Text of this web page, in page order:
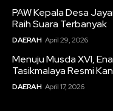
PAW Kepala Desa
Raih Suara Terbanyak
DAERAH April 29, 2026
Menuju Musda XVI,
Tasikmalaya Resmi
DAERAH April 17, 2026